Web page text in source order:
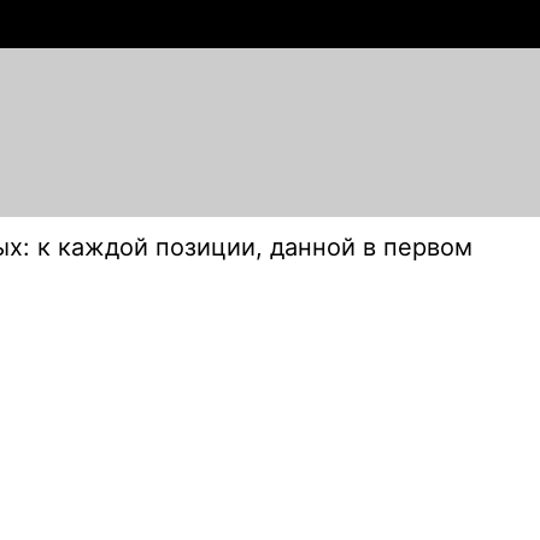
к каждой позиции, данной в первом